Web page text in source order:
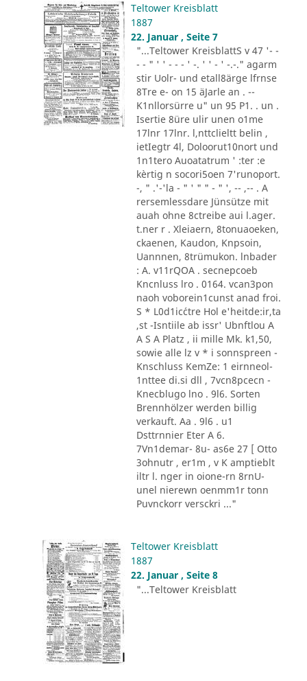
Teltower Kreisblatt
1887
22. Januar , Seite 7
"...Teltower KreisblattS v 47 '- -
- - " ' ' - - - ' -. ' ' - ' -.-." agarm
stir Uolr- und etall8ärge lfrnse
8Tre e- on 15 äJarle an . --
K1nllorsürre u" un 95 P1. . un .
Isertie 8üre ulir unen o1me
17lnr 17lnr. l,nttclieltt belin ,
ietIegtr 4l, Doloorut10nort und
1n1tero Auoatatrum ' :ter :e
kèrtig n socori5oen 7'runoport.
-, " .'-'la - " ' " " - " ', -- ,-- . A
rersemlessdare Jünsütze mit
auah ohne 8ctreibe aui l.ager.
t.ner r . Xleiaern, 8tonuaoeken,
ckaenen, Kaudon, Knpsoin,
Uannnen, 8trümukon. lnbader
: A. v11rQOA . secnepcoeb
Kncnluss lro . 0164. vcan3pon
naoh voborein1cunst anad froi.
S * L0d1ic´ctre Hol e'heitde:ir,ta
,st -Isntiile ab issr' Ubnftlou A
A S A Platz , ii mille Mk. k1,50,
sowie alle lz v * i sonnspreen -
Knschluss KemZe: 1 eirnneol-
1nttee di.si dll , 7vcn8pcecn -
Knecblugo lno . 9l6. Sorten
Brennhölzer werden billig
verkauft. Aa . 9l6 . u1
Dsttrnnier Eter A 6.
7Vn1demar- 8u- as6e 27 [ Otto
3ohnutr , er1m , v K amptieblt
iltr l. nger in oione-rn 8rnU-
unel nierewn oenmm1r tonn
Puvnckorr versckri ..."
Teltower Kreisblatt
1887
22. Januar , Seite 8
"...Teltower Kreisblatt